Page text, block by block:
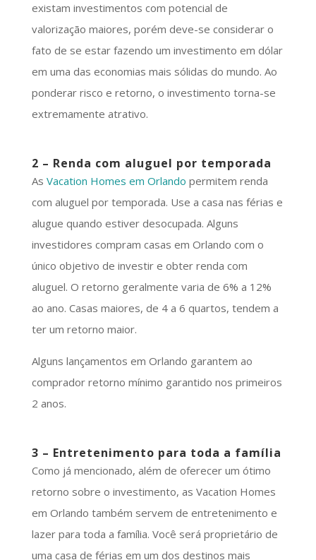
existam investimentos com potencial de
valorização maiores, porém deve-se considerar o
fato de se estar fazendo um investimento em dólar
em uma das economias mais sólidas do mundo. Ao
ponderar risco e retorno, o investimento torna-se
extremamente atrativo.
2 – Renda com aluguel por temporada
As Vacation Homes em Orlando permitem renda
com aluguel por temporada. Use a casa nas férias e
alugue quando estiver desocupada. Alguns
investidores compram casas em Orlando com o
único objetivo de investir e obter renda com
aluguel. O retorno geralmente varia de 6% a 12%
ao ano. Casas maiores, de 4 a 6 quartos, tendem a
ter um retorno maior.
Alguns lançamentos em Orlando garantem ao
comprador retorno mínimo garantido nos primeiros
2 anos.
3 – Entretenimento para toda a família
Como já mencionado, além de oferecer um ótimo
retorno sobre o investimento, as Vacation Homes
em Orlando também servem de entretenimento e
lazer para toda a família. Você será proprietário de
uma casa de férias em um dos destinos mais